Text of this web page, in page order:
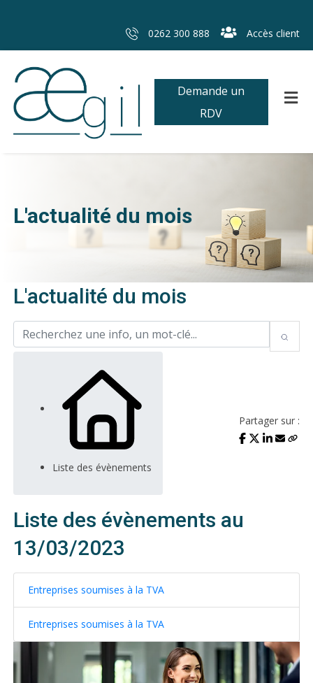
0262 300 888 Accès client
Demande un
RDV
L'actualité du mois
L'actualité du mois
Liste des évènements
Partager sur :
Liste des évènements au
13/03/2023
Entreprises soumises à la TVA
Entreprises soumises à la TVA